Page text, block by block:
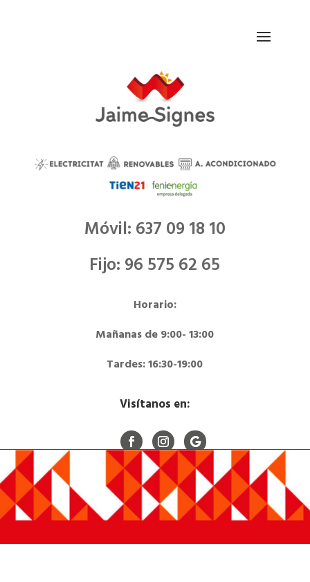
Móvil: 637 09 18 10
Fijo: 96 575 62 65
Horario:
Mañanas de 9:00- 13:00
Tardes: 16:30-19:00
Visítanos en: